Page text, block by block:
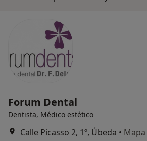
Forum Dental
Dentista, Médico estético
Calle Picasso 2, 1º, Úbeda • Mapa